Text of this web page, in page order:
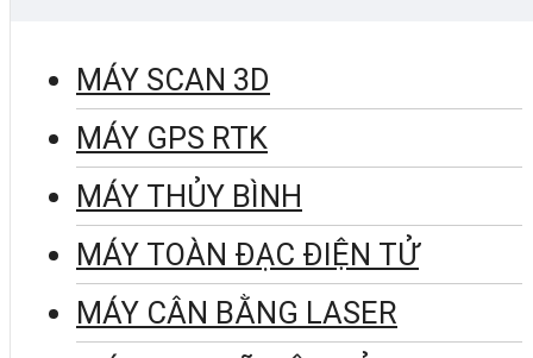
MÁY SCAN 3D
MÁY GPS RTK
MÁY THỦY BÌNH
MÁY TOÀN ĐẠC ĐIỆN TỬ
MÁY CÂN BẰNG LASER